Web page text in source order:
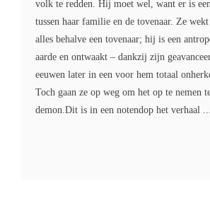
volk te redden. Hij moet wel, want er is
tussen haar familie en de tovenaar. Ze
alles behalve een tovenaar; hij is een
aarde en ontwaakt – dankzij zijn
eeuwen later in een voor hem totaal
Toch gaan ze op weg om het op te nemen
demon.Dit is in een notendop het verhaal ...